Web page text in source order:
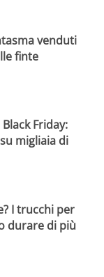
venduti
finte
Friday:
migliaia di
I trucchi per
durare di più